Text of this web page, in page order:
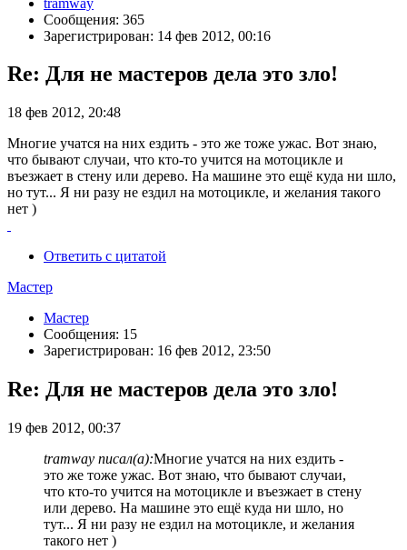
Сообщения: 365
Зарегистрирован: 14 фев 2012, 00:16
Re: Для не мастеров дела это зло!
18 фев 2012, 20:48
Многие учатся на них ездить - это же тоже ужас. Вот знаю,
что бывают случаи, что кто-то учится на мотоцикле и
въезжает в стену или дерево. На машине это ещё куда ни шло,
но тут... Я ни разу не ездил на мотоцикле, и желания такого
нет )
Ответить с цитатой
Мастер
Мастер
Сообщения: 15
Зарегистрирован: 16 фев 2012, 23:50
Re: Для не мастеров дела это зло!
19 фев 2012, 00:37
tramway писал(а):Многие учатся на них ездить -
это же тоже ужас. Вот знаю, что бывают случаи,
что кто-то учится на мотоцикле и въезжает в стену
или дерево. На машине это ещё куда ни шло, но
тут... Я ни разу не ездил на мотоцикле, и желания
такого нет )